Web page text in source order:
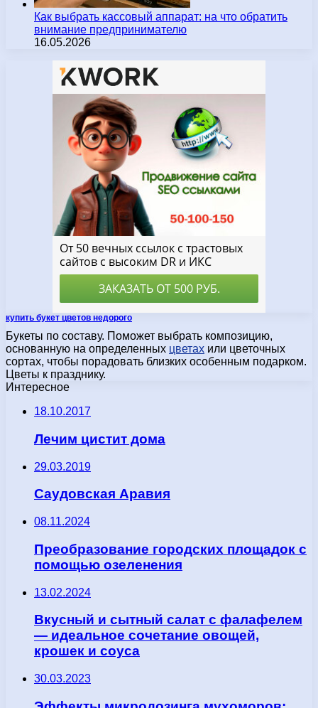
Как выбрать кассовый аппарат: на что обратить
внимание предпринимателю
16.05.2026
купить букет цветов недорого
Букеты по составу. Поможет выбрать композицию,
основанную на определенных цветах или цветочных
сортах, чтобы порадовать близких особенным подарком.
Цветы к празднику.
Интересное
18.10.2017
Лечим цистит дома
29.03.2019
Саудовская Аравия
08.11.2024
Преобразование городских площадок с
помощью озеленения
13.02.2024
Вкусный и сытный салат с фалафелем
— идеальное сочетание овощей,
крошек и соуса
30.03.2023